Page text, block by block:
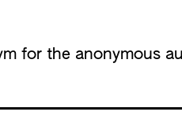
for the anonymous